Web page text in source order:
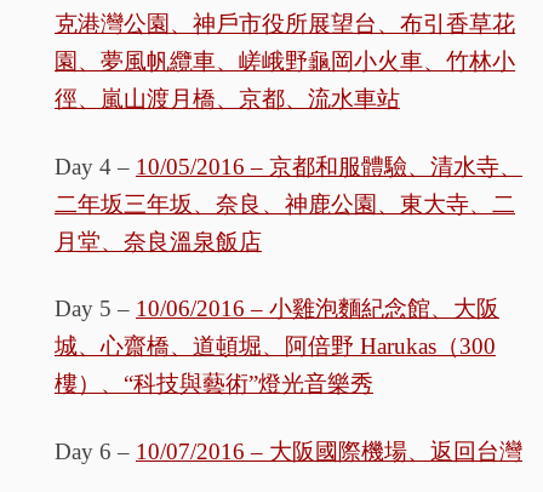
克港灣公園、神戶市役所展望台、布引香草花
園、夢風帆纜車、嵯峨野龜岡小火車、竹林小
徑、嵐山渡月橋、京都、流水車站
Day 4 – 10/05/2016 – 京都和服體驗、清水寺、
二年坂三年坂、奈良、神鹿公園、東大寺、二
月堂、奈良溫泉飯店
Day 5 – 10/06/2016 – 小雞泡麵紀念館、大阪
城、心齋橋、道頓堀、阿倍野 Harukas（300
樓）、“科技與藝術”燈光音樂秀
Day 6 – 10/07/2016 – 大阪國際機場、返回台灣